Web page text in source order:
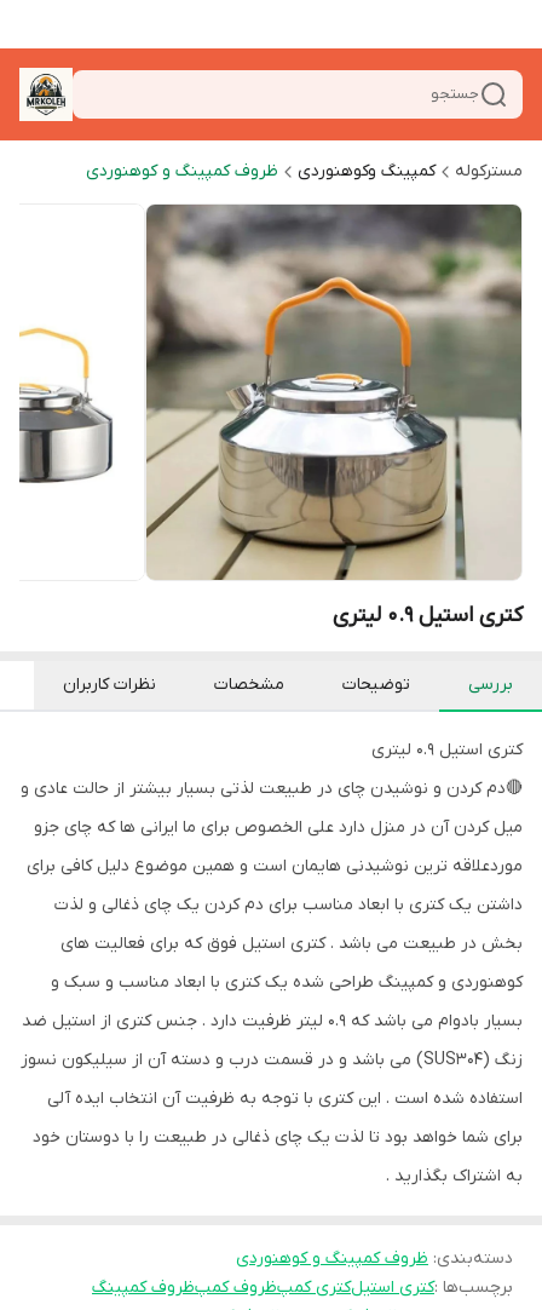
جستجو
مسترکوله کمپینگ وکوهنوردی ظروف کمپینگ و کوهنوردی
کتری استیل 0.9 لیتری
بررسی توضیحات مشخصات نظرات کاربران
کتری استیل 0.9 لیتری
🔴دم کردن و نوشیدن چای در طبیعت لذتی بسیار بیشتر از حالت عادی و
میل کردن آن در منزل دارد علی الخصوص برای ما ایرانی ها که چای جزو
موردعلاقه ترین نوشیدنی هایمان است و همین موضوع دلیل کافی برای
داشتن یک کتری با ابعاد مناسب برای دم کردن یک چای ذغالی و لذت
بخش در طبیعت می باشد . کتری استیل فوق که برای فعالیت های
کوهنوردی و کمپینگ طراحی شده یک کتری با ابعاد مناسب و سبک و
بسیار بادوام می باشد که 0.9 لیتر ظرفیت دارد . جنس کتری از استیل ضد
زنگ (SUS304) می باشد و در قسمت درب و دسته آن از سیلیکون نسوز
استفاده شده است . این کتری با توجه به ظرفیت آن انتخاب ایده آلی
برای شما خواهد بود تا لذت یک چای ذغالی در طبیعت را با دوستان خود
به اشتراک بگذارید .
دسته‌بندی: ظروف کمپینگ و کوهنوردی
برچسب‌ها :کتری استیلکتری کمپظروف کمپظروف کمپینگ